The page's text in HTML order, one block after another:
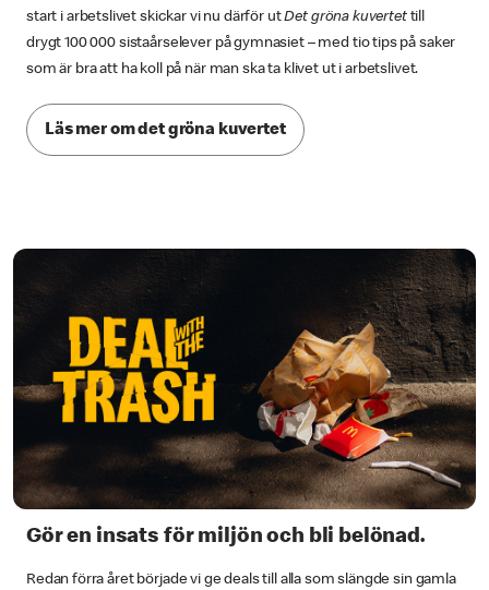
start i arbetslivet skickar vi nu därför utDet gröna kuvertettill
drygt 100 000 sistaårselever på gymnasiet – med tio tips på saker
som är bra att ha koll på när man ska ta klivet ut i arbetslivet.
Läs mer om det gröna kuvertet
Gör en insats för miljön och bli belönad.
Redan förra året började vi ge deals till alla som slängde sin gamla